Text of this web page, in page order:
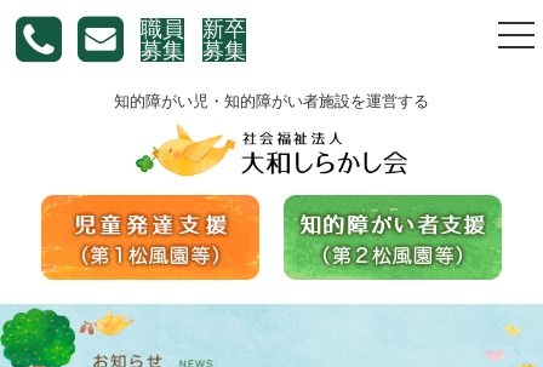
職員
募集
新卒
募集
知的障がい児・知的障がい者施設を運営する